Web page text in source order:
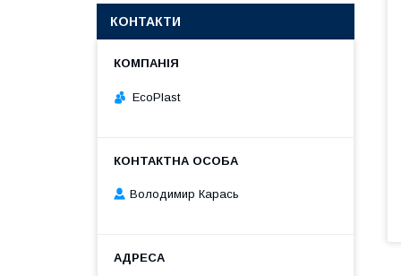
КОНТАКТИ
EcoPlast
Володимир Карась